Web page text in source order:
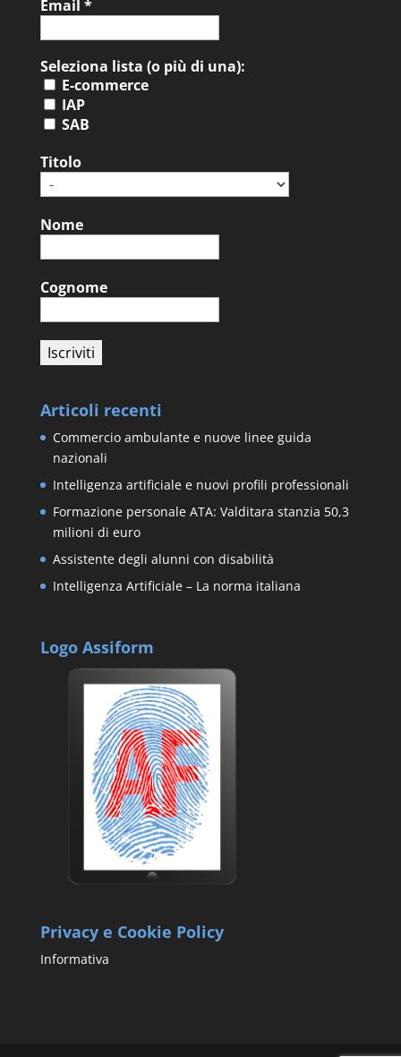
Email *
Seleziona lista (o più di una):
E-commerce
IAP
SAB
Titolo
Nome
Cognome
Articoli recenti
Commercio ambulante e nuove linee guida
nazionali
Intelligenza artificiale e nuovi profili professionali
Formazione personale ATA: Valditara stanzia 50,3
milioni di euro
Assistente degli alunni con disabilità
Intelligenza Artificiale – La norma italiana
Logo Assiform
Privacy e Cookie Policy
Informativa